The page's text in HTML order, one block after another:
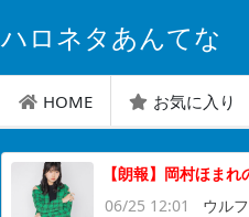
ハロネタあんてな
HOME お気に入り
【朗報】岡村ほま
06/25 12:01
ウル